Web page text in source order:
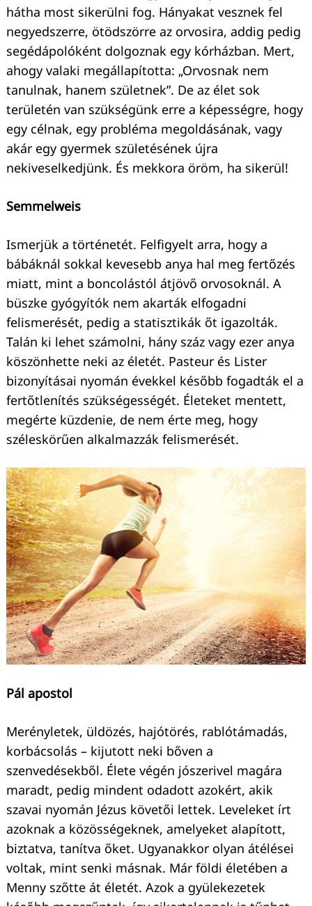
hátha most sikerülni fog. Hányakat vesznek fel
negyedszerre, ötödszörre az orvosira, addig pedig
segédápolóként dolgoznak egy kórházban. Mert,
ahogy valaki megállapította: „Orvosnak nem
tanulnak, hanem születnek”. De az élet sok
területén van szükségünk erre a képességre, hogy
egy célnak, egy probléma megoldásának, vagy
akár egy gyermek születésének újra
nekiveselkedjünk. És mekkora öröm, ha sikerül!
Semmelweis
Ismerjük a történetét. Felfigyelt arra, hogy a
bábáknál sokkal kevesebb anya hal meg fertőzés
miatt, mint a boncolástól átjövő orvosoknál. A
büszke gyógyítók nem akarták elfogadni
felismerését, pedig a statisztikák őt igazolták.
Talán ki lehet számolni, hány száz vagy ezer anya
köszönhette neki az életét. Pasteur és Lister
bizonyításai nyomán évekkel később fogadták el a
fertőtlenítés szükségességét. Életeket mentett,
megérte küzdenie, de nem érte meg, hogy
széleskörűen alkalmazzák felismerését.
Pál apostol
Merényletek, üldözés, hajótörés, rablótámadás,
korbácsolás – kijutott neki bőven a
szenvedésekből. Élete végén jószerivel magára
maradt, pedig mindent odadott azokért, akik
szavai nyomán Jézus követői lettek. Leveleket írt
azoknak a közösségeknek, amelyeket alapított,
biztatva, tanítva őket. Ugyanakkor olyan átélései
voltak, mint senki másnak. Már földi életében a
Menny szőtte át életét. Azok a gyülekezetek
Keresés: